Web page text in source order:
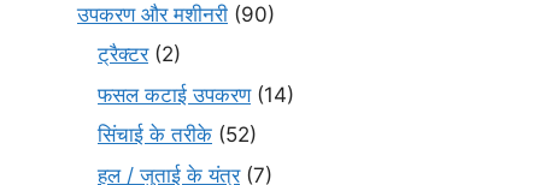
उपकरण और मशीनरी (90)
ट्रैक्टर(2)
फसल कटाई उपकरण(14)
सिंचाई के तरीके (52)
हल / जुताई के यंत्र(7)